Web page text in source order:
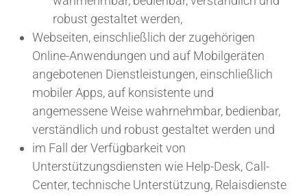
robust gestaltet werden,
Webseiten, einschließlich der zugehörigen
Online-Anwendungen und auf Mobilgeräten
angebotenen Dienstleistungen, einschließlich
mobiler Apps, auf konsistente und
angemessene Weise wahrnehmbar, bedienbar,
verständlich und robust gestaltet werden und
im Fall der Verfügbarkeit von
Unterstützungsdiensten wie Help-Desk, Call-
Center, technische Unterstützung, Relaisdienste